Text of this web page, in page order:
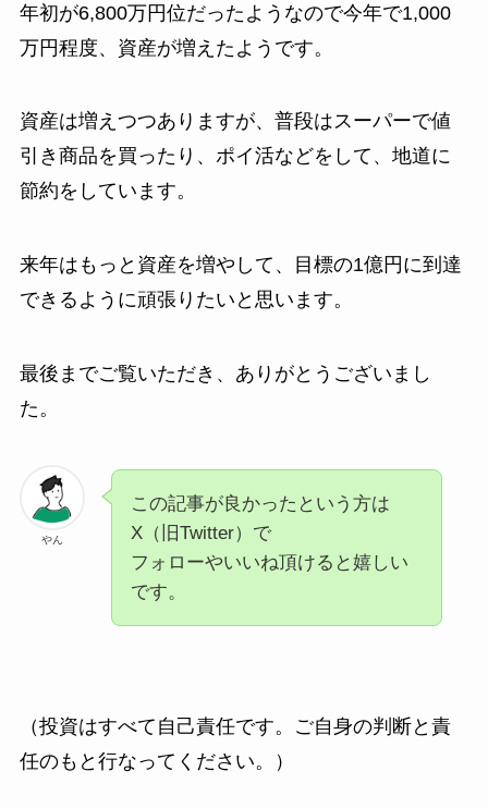
年初が6,800万円位だったようなので今年で1,000
万円程度、資産が増えたようです。
資産は増えつつありますが、普段はスーパーで値
引き商品を買ったり、ポイ活などをして、地道に
節約をしています。
来年はもっと資産を増やして、目標の1億円に到達
できるように頑張りたいと思います。
最後までご覧いただき、ありがとうございまし
た。
やん
この記事が良かったという方は
X（旧Twitter）で
フォローやいいね頂けると嬉しい
です。
（投資はすべて自己責任です。ご自身の判断と責
任のもと行なってください。）